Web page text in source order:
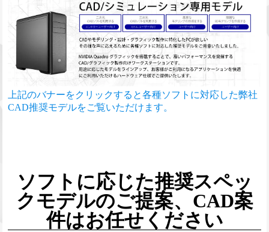
上記のバナーをクリックすると各種ソフトに対応した弊社
CAD推奨モデルをご覧いただけます。
ソフトに応じた推奨スペッ
クモデルのご提案、 CAD案
件はお任せください